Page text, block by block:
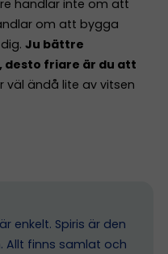
handlar inte om att
om att bygga
Ju bättre
desto friare är du att
väl ändå lite av vitsen
enkelt. Spiris är den
Allt finns samlat och